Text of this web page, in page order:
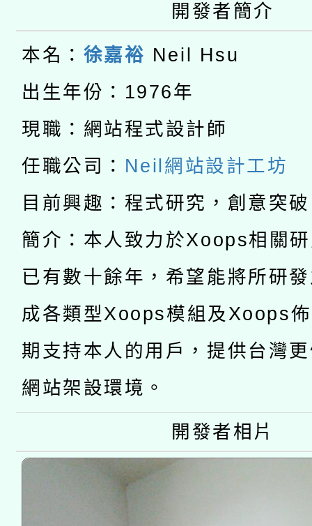
接種對象擴大為「滿6
接種之民眾」措施，延
月28日止
宣導素材2份，請協助
管道加強宣導
115年8月22日(星期六
桃園市孔廟祈福系列
開 智慧啟航」
2026年桃園地景藝術
「2026桃園藝術巡演
關事宜
轉知教育部國民及學前
國立臺灣師範大學辦理
年度健康促進學校輔導
業成長研習」實施計畫
函轉國家教育研究院中
原住民族教育政策研討
族教育國際趨勢與發展
轉知教育部國民及學前
新北市政府教育局辦理
師專業成長研習實施計
方素養工作坊新北場」
函轉國立臺灣師範大學
族語言臺北學習中心
「族語學習班」招生簡
轉知有關國立成功大學
文教學共融平台-教案
件」活動簡章
教育部國民及學前教
年度COVID-19疫苗接
接種對象擴大為「滿6
接種之民眾」措施，延
月28日止
本市兒童口腔健康促進
宣導素材2份，請協助
管道加強宣導
開發者簡介
本名： 徐嘉裕 Neil Hsu
出生年份：1976年
現職：網站程式設計師
任職公司： Neil網站設計工坊
目前興趣：程式研究，創意突
簡介：本人致力於Xoops相關
已有數十餘年，希望能將所研
成各類型Xoops模組及Xoops
期支持本人的用戶，提供台灣
網站架設環境。
開發者相片